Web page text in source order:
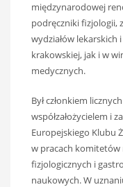
międzynarodowej
podręczniki fizjologii,
wydziałów
krakowskiej, jak i w
medycznych.
Był członkiem
współzałożycielem i
Europejskiego Klubu
w pracach komitetów
fizjologicznych i
naukowych. W